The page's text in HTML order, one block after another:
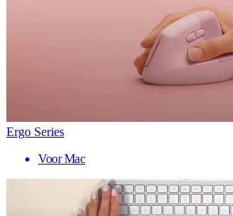
Ergo Series
Voor Mac